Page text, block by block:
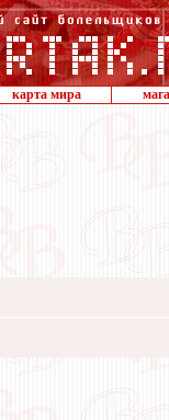
карта мира